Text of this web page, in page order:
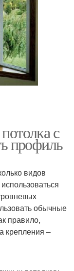
с
профиль
видов
обычные
правило,
крепления –